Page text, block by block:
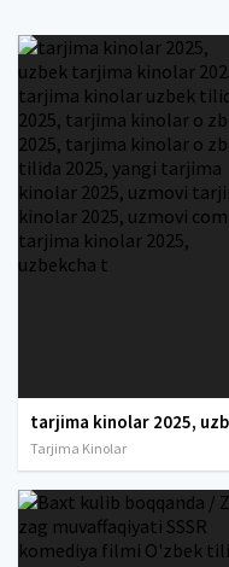
Tarjima Kinolar